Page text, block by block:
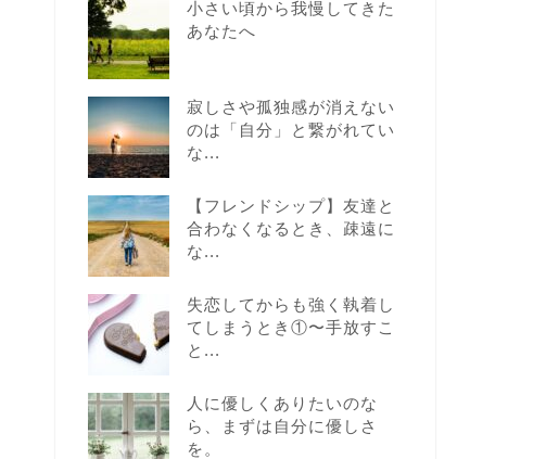
小さい頃から我慢してきた
あなたへ
寂しさや孤独感が消えない
のは「自分」と繋がれてい
な...
【フレンドシップ】友達と
合わなくなるとき、疎遠に
な...
失恋してからも強く執着し
てしまうとき①〜手放すこ
と...
人に優しくありたいのな
ら、まずは自分に優しさ
を。